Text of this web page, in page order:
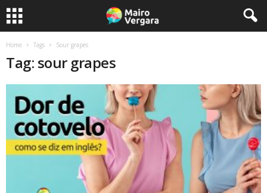
Home Tags Sour grapes
Tag: sour grapes